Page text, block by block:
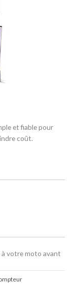
et fiable pour
coût.
à votre moto avant